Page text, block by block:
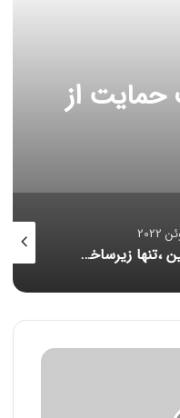
حمایت از
آپتین ،تنها زیرساخت ارتباطات بیسیم ابری در ایران